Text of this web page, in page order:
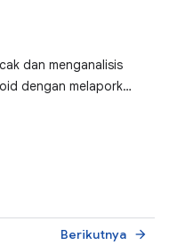
dan menganalisis
dengan melaporkan
seperti heuristik
Berikutnya arrow_forward